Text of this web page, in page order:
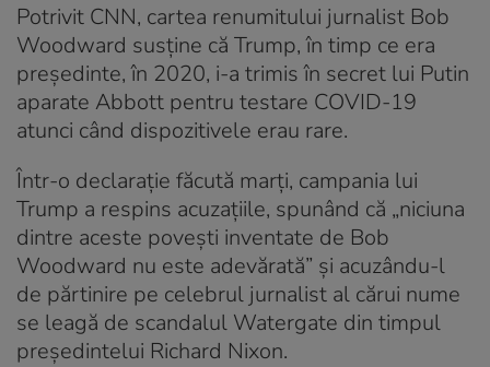
Potrivit CNN, cartea renumitului jurnalist Bob
Woodward susţine că Trump, în timp ce era
preşedinte, în 2020, i-a trimis în secret lui Putin
aparate Abbott pentru testare COVID-19
atunci când dispozitivele erau rare.
Într-o declaraţie făcută marţi, campania lui
Trump a respins acuzaţiile, spunând că „niciuna
dintre aceste poveşti inventate de Bob
Woodward nu este adevărată” şi acuzându-l
de părtinire pe celebrul jurnalist al cărui nume
se leagă de scandalul Watergate din timpul
preşedintelui Richard Nixon.